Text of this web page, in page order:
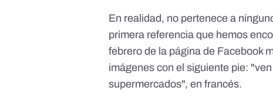
En realidad, no pertenece a
primera referencia que hemos
febrero de la página de Facebook
imágenes con el siguiente pie:
supermercados", en francés.